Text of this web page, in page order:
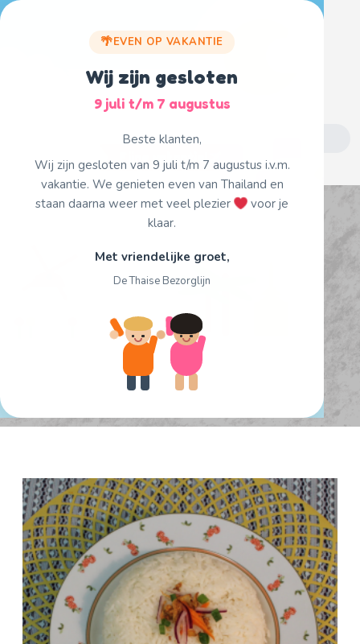
Fijne vakantie!
EVEN OP VAKANTIE
Wij zijn gesloten
9 juli t/m 7 augustus
Beste klanten,
Wij zijn gesloten van 9 juli t/m 7 augustus i.v.m.
vakantie. We genieten even van Thailand en
staan daarna weer met veel plezier
voor je
klaar.
Met vriendelijke groet,
De Thaise Bezorglijn
Skip
for: